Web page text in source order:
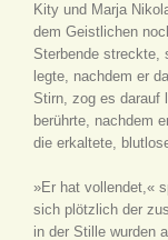
Kity und Marja
dem Geistlichen
Sterbende streckte,
legte, nachdem er
Stirn, zog es darauf
berührte, nachdem
die erkaltete,
»Er hat vollendet,«
sich plötzlich der
in der Stille wurden